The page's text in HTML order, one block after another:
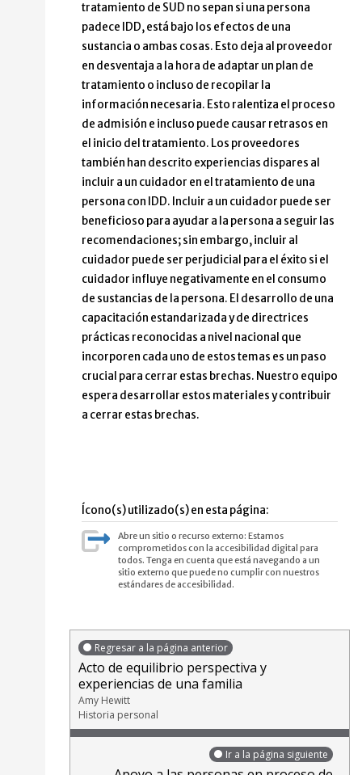
tratamiento de SUD no sepan si una persona
padece IDD, está bajo los efectos de una
sustancia o ambas cosas. Esto deja al proveedor
en desventaja a la hora de adaptar un plan de
tratamiento o incluso de recopilar la
información necesaria. Esto ralentiza el proceso
de admisión e incluso puede causar retrasos en
el inicio del tratamiento. Los proveedores
también han descrito experiencias dispares al
incluir a un cuidador en el tratamiento de una
persona con IDD. Incluir a un cuidador puede ser
beneficioso para ayudar a la persona a seguir las
recomendaciones; sin embargo, incluir al
cuidador puede ser perjudicial para el éxito si el
cuidador influye negativamente en el consumo
de sustancias de la persona. El desarrollo de una
capacitación estandarizada y de directrices
prácticas reconocidas a nivel nacional que
incorporen cada uno de estos temas es un paso
crucial para cerrar estas brechas. Nuestro equipo
espera desarrollar estos materiales y contribuir
a cerrar estas brechas.
Ícono(s) utilizado(s) en esta página:
Abre un sitio o recurso externo: Estamos
comprometidos con la accesibilidad digital para
todos. Tenga en cuenta que está navegando a un
sitio externo que puede no cumplir con nuestros
estándares de accesibilidad.
Regresar a la página anterior
Acto de equilibrio perspectiva y
experiencias de una familia
Amy Hewitt
Historia personal
Ir a la página siguiente